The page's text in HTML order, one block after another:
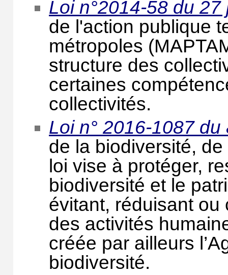
Loi n°2014-58 du
de l'action publique
métropoles
structure des
certaines
collectivités.
Loi n° 2016-1087
de la biodiversité,
loi vise à protéger,
biodiversité et le
évitant, réduisant
des activités
créée par ailleurs
biodiversité.